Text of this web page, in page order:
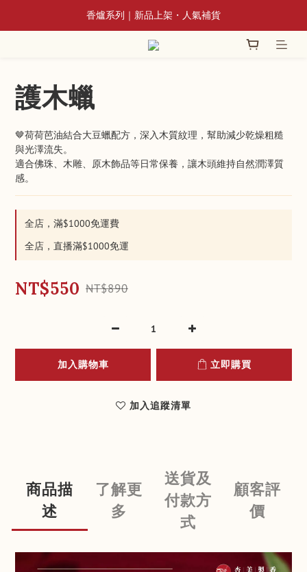
📢 8/3~9/10 全館立香系列滿額贈蘆香插
📢 8/3~9/10 全館立香系列滿額贈蘆香插
澳洲老山神明雕件系列熱銷中
📢 8/3~9/10 全館立香系列滿額贈蘆香插
護木蠟
🤎荷荷芭油結合大豆蠟配方，深入木質紋理，幫助減少乾燥粗糙
與光澤流失。
適合佛珠、木雕、原木飾品等日常保養，讓木頭維持自然潤澤質
感。
全店，滿$1000免運費
全店，直播滿$1000免運
NT$550 NT$890
加入購物車 立即購買
加入追蹤清單
商品描
述
了解更
多
送貨及
付款方
式
顧客評
價